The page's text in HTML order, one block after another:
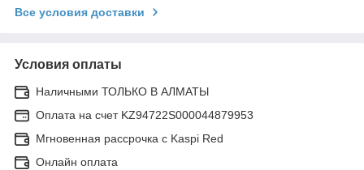
Все условия доставки
Условия оплаты
Наличными ТОЛЬКО В АЛМАТЫ
Оплата на счет KZ94722S000044879953
Мгновенная рассрочка с Kaspi Red
Онлайн оплата